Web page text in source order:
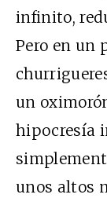
infinito,
Pero en un
un
hipocresía
unos altos